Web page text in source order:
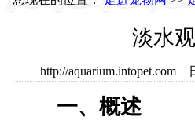
淡水
http://
一、概述